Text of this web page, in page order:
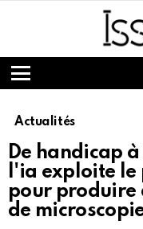
Menu
Actualités
De handicap
l'ia exploite le
pour produire
de